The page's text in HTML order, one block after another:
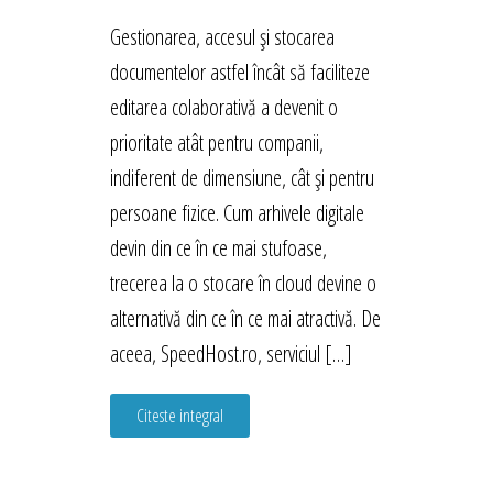
Gestionarea, accesul și stocarea
documentelor astfel încât să faciliteze
editarea colaborativă a devenit o
prioritate atât pentru companii,
indiferent de dimensiune, cât și pentru
persoane fizice. Cum arhivele digitale
devin din ce în ce mai stufoase,
trecerea la o stocare în cloud devine o
alternativă din ce în ce mai atractivă. De
aceea, SpeedHost.ro, serviciul […]
Citeste integral